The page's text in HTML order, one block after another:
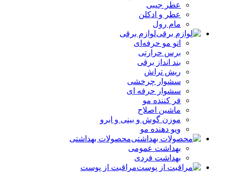
عطر جیبی
عطر و ادکلن
مام رول
لوازم برقی
اتو مو حرفه‌ای
برس حرارتی
بند انداز برقی
ریش تراش
سشوار چرخشی
سشوار حرفه ای
فر کننده‌ مو
ماشین اصلاح
موزن گوش و بینی و ابرو
ویو دهنده مو
محصولات بهداشتی
بهداشت عمومی
بهداشت فردی
مراقبت از پوست